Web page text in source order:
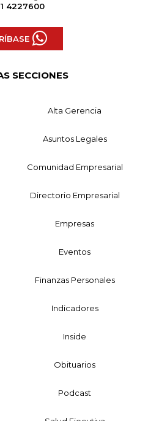
1 4227600
SECCIONES
Alta Gerencia
Asuntos Legales
Comunidad Empresarial
Directorio Empresarial
Empresas
Eventos
Finanzas Personales
Indicadores
Inside
Obituarios
Podcast